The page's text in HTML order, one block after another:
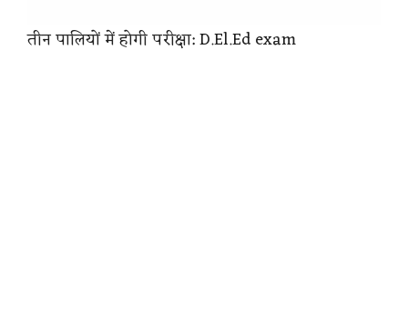
तीन पालियों में होगी परीक्षा: D.El.Ed exam